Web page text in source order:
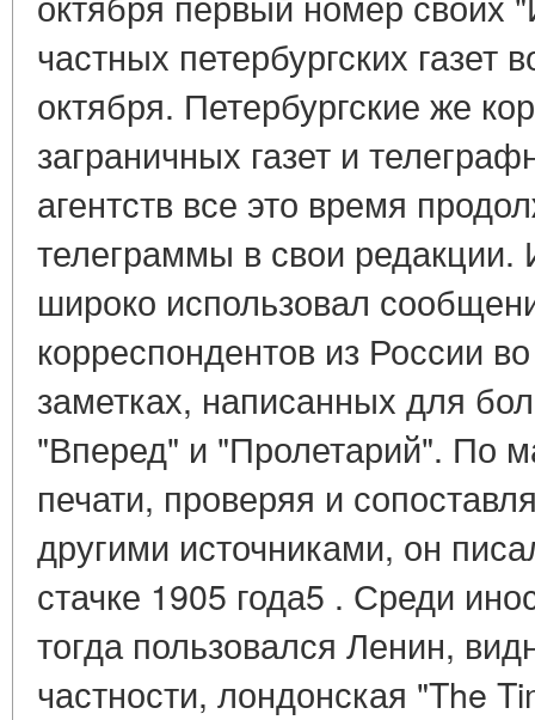
частных петербургских газет
октября. Петербургские же
заграничных газет и
агентств все это время
телеграммы в свои
широко использовал
корреспондентов из России
заметках, написанных для
"Вперед" и "Пролетарий". По
печати, проверяя и
другими источниками, он
стачке 1905 года5 . Среди
тогда пользовался Ленин,
частности, лондонская "The